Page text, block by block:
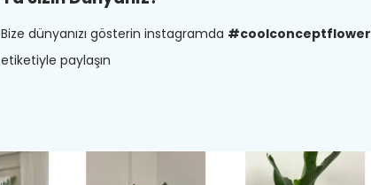
Bize dünyanızı gösterin instagramda #coolconceptflower
etiketiyle paylaşın